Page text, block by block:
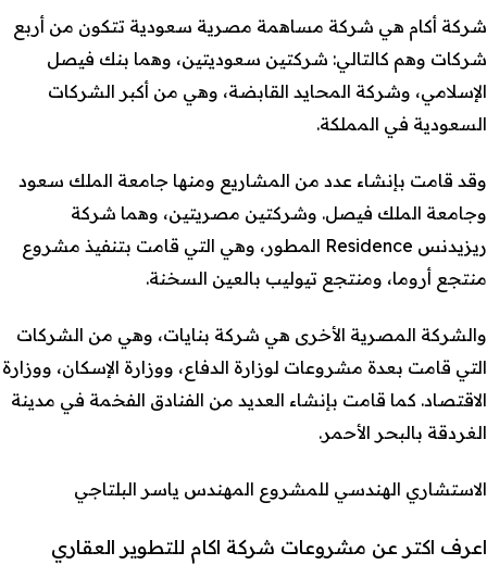
شركة أكام هي شركة مساهمة مصرية سعودية تتكون من أربع
شركات وهم كالتالي: شركتين سعوديتين، وهما بنك فيصل
الإسلامي، وشركة المحايد القابضة، وهي من أكبر الشركات
السعودية في المملكة.
وقد قامت بإنشاء عدد من المشاريع ومنها جامعة الملك سعود
وجامعة الملك فيصل. وشركتين مصريتين، وهما شركة
ريزيدنس Residence المطور، وهي التي قامت بتنفيذ مشروع
منتجع أروما، ومنتجع تيوليب بالعين السخنة.
والشركة المصرية الأخرى هي شركة بنايات، وهي من الشركات
التي قامت بعدة مشروعات لوزارة الدفاع، ووزارة الإسكان، ووزارة
الاقتصاد. كما قامت بإنشاء العديد من الفنادق الفخمة في مدينة
الغردقة بالبحر الأحمر.
الاستشاري الهندسي للمشروع المهندس ياسر البلتاجي
اعرف اكتر عن مشروعات شركة اكام للتطوير العقاري